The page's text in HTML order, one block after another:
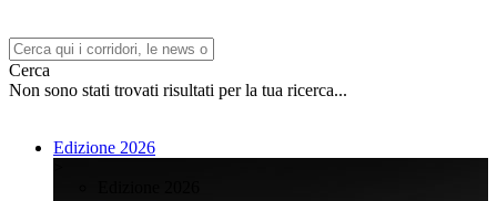
Cerca
Non sono stati trovati risultati per la tua ricerca...
Edizione 2026